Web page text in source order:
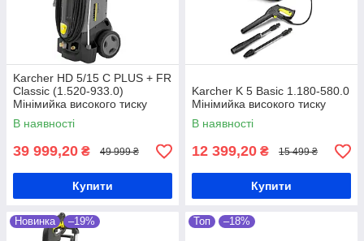
Karcher HD 5/15 C PLUS + FR
Classic (1.520-933.0)
Мінімийка високого тиску
В наявності
39 999,20 ₴ 49 999 ₴
Купити
Karcher K 5 Basic 1.180-580.0
Мінімийка високого тиску
В наявності
12 399,20 ₴ 15 499 ₴
Купити
Новинка –19% Топ –18%